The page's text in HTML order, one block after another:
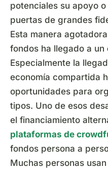
potenciales su apoyo
puertas de grandes
Esta manera
fondos ha llegado a un
Especialmente la
economía compartida
oportunidades para
tipos. Uno de esos
el financiamiento
plataformas de
fondos persona a
Muchas personas